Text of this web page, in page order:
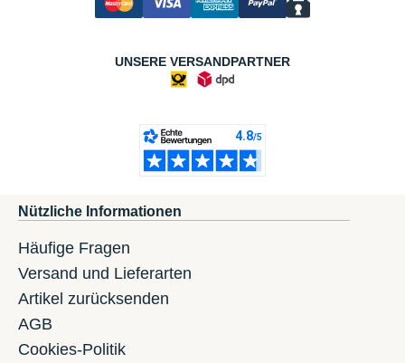
UNSERE VERSANDPARTNER
Nützliche Informationen
Häufige Fragen
Versand und Lieferarten
Artikel zurücksenden
AGB
Cookies-Politik